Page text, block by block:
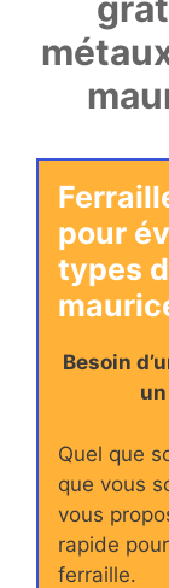
pour
types
Besoin
Quel que
que vous
vous
rapide
ferraille.